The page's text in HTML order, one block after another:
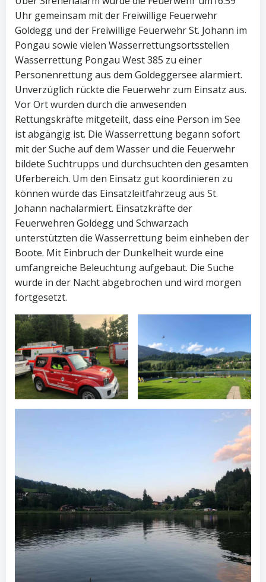
Uhr gemeinsam mit der Freiwillige Feuerwehr
Goldegg und der Freiwillige Feuerwehr St. Johann im
Pongau sowie vielen Wasserrettungsortsstellen
Wasserrettung Pongau West 385 zu einer
Personenrettung aus dem Goldeggersee alarmiert.
Unverzüglich rückte die Feuerwehr zum Einsatz aus.
Vor Ort wurden durch die anwesenden
Rettungskräfte mitgeteilt, dass eine Person im See
ist abgängig ist. Die Wasserrettung begann sofort
mit der Suche auf dem Wasser und die Feuerwehr
bildete Suchtrupps und durchsuchten den gesamten
Uferbereich. Um den Einsatz gut koordinieren zu
können wurde das Einsatzleitfahrzeug aus St.
Johann nachalarmiert. Einsatzkräfte der
Feuerwehren Goldegg und Schwarzach
unterstützten die Wasserrettung beim einheben der
Boote. Mit Einbruch der Dunkelheit wurde eine
umfangreiche Beleuchtung aufgebaut. Die Suche
wurde in der Nacht abgebrochen und wird morgen
fortgesetzt.